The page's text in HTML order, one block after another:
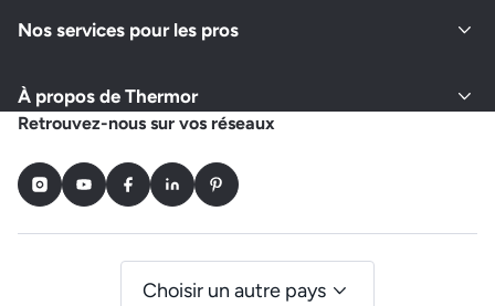
Nos services pour les pros
À propos de Thermor
Retrouvez-nous sur vos réseaux
InstagramYoutubeFacebookLinkedInPinterest
Choisir un autre pays